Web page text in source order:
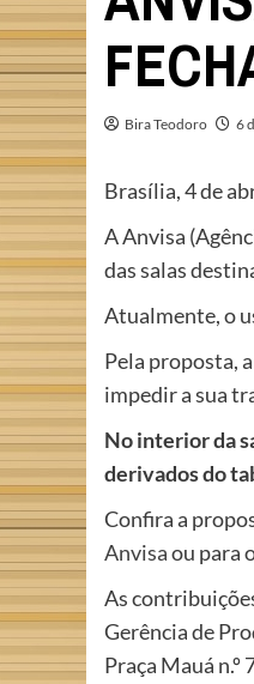
Bira Teodoro 6
Brasília, 4 de
A Anvisa
das salas
Atualmente, o
Pela proposta,
impedir a sua
No interior da
derivados do
Confira a
Anvisaou para
As
Gerência de
Praça Mauá n.º